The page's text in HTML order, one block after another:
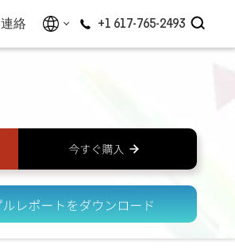
連絡 +1 617-765-2493